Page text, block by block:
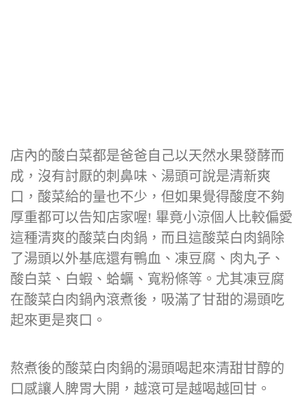
店內的酸白菜都是爸爸自己以天然水果發酵而
成，沒有討厭的刺鼻味、湯頭可說是清新爽
口，酸菜給的量也不少，但如果覺得酸度不夠
厚重都可以告知店家喔! 畢竟小涼個人比較偏愛
這種清爽的酸菜白肉鍋，而且這酸菜白肉鍋除
了湯頭以外基底還有鴨血、凍豆腐、肉丸子、
酸白菜、白蝦、蛤蠣、寬粉條等。尤其凍豆腐
在酸菜白肉鍋內滾煮後，吸滿了甘甜的湯頭吃
起來更是爽口。
熬煮後的酸菜白肉鍋的湯頭喝起來清甜甘醇的
口感讓人脾胃大開，越滾可是越喝越回甘。